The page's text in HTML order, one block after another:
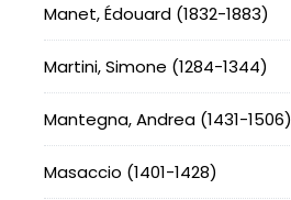
Manet, Édouard (1832-1883)
Martini, Simone (1284-1344)
Mantegna, Andrea (1431-1506)
Masaccio (1401-1428)